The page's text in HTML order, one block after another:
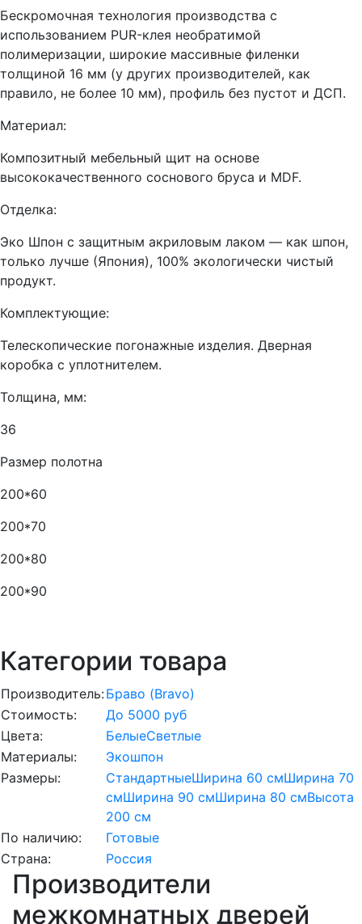
Бескромочная технология производства с
использованием PUR-клея необратимой
полимеризации, широкие массивные филенки
толщиной 16 мм (у других производителей, как
правило, не более 10 мм), профиль без пустот и ДСП.
Материал:
Композитный мебельный щит на основе
высококачественного соснового бруса и MDF.
Отделка:
Эко Шпон с защитным акриловым лаком — как шпон,
только лучше (Япония), 100% экологически чистый
продукт.
Комплектующие:
Телескопические погонажные изделия. Дверная
коробка с уплотнителем.
Толщина, мм:
36
Размер полотна
200*60
200*70
200*80
200*90
Категории товара
Производитель:Браво (Bravo)
Стоимость:
До 5000 руб
Цвета:
БелыеСветлые
Материалы:
Экошпон
Размеры:
СтандартныеШирина 60 смШирина 70
смШирина 90 смШирина 80 смВысота
200 см
По наличию:
Готовые
Страна:
Россия
Производители
межкомнатных дверей